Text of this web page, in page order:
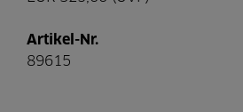
Artikel-Nr.
89615